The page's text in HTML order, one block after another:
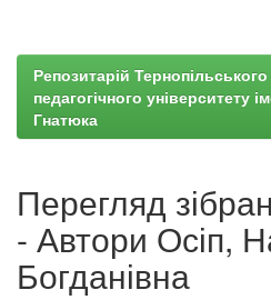
Репозитарій
педагогічного університету
Гнатюка
Перегляд
- Автори Осіп,
Богданівна